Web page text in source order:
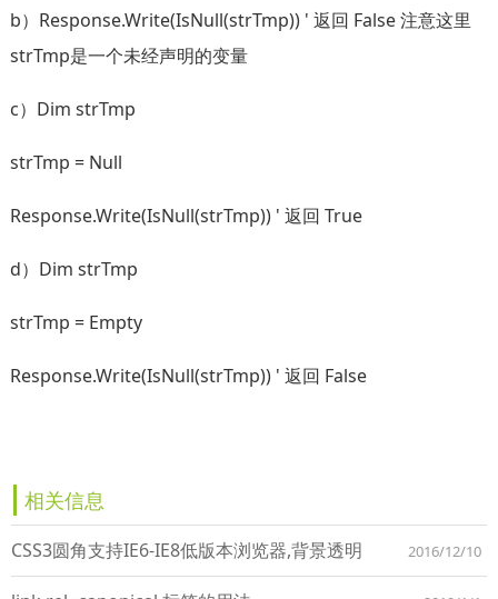
b）Response.Write(IsNull(strTmp)) ' 返回 False 注意这里
strTmp是一个未经声明的变量
c）Dim strTmp
strTmp = Null
Response.Write(IsNull(strTmp)) ' 返回 True
d）Dim strTmp
strTmp = Empty
Response.Write(IsNull(strTmp)) ' 返回 False
相关信息
CSS3圆角支持IE6-IE8低版本浏览器,背景透明 2016/12/10